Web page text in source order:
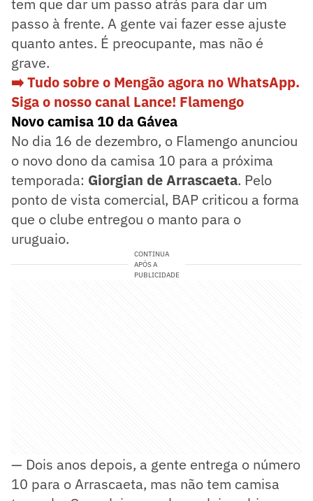
passo à frente. A gente vai fazer esse ajuste
quanto antes. É preocupante, mas não é
grave.
➡️ Tudo sobre o Mengão agora no WhatsApp.
Siga o nosso canal Lance! Flamengo
Novo camisa 10 da Gávea
No dia 16 de dezembro, o Flamengo anunciou
o novo dono da camisa 10 para a próxima
temporada: Giorgian de Arrascaeta. Pelo
ponto de vista comercial, BAP criticou a forma
que o clube entregou o manto para o
uruguaio.
CONTINUA
APÓS A
PUBLICIDADE
— Dois anos depois, a gente entrega o número
10 para o Arrascaeta, mas não tem camisa